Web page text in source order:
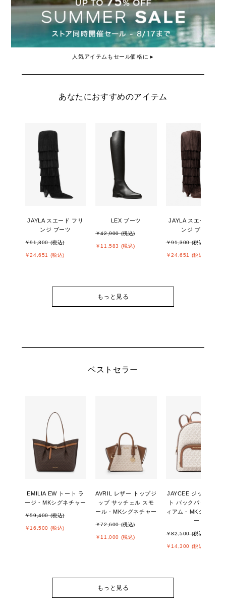
人気アイテムもセール価格に ▸
あなたにおすすめのアイテム
JAYLA スエード フリ
ンジ ブーツ
￥91,300 (税込)
￥24,651 (税込)
LEX ブーツ
￥42,900 (税込)
￥11,583 (税込)
JAYLA スエード フリ
ンジ ブーツ
￥91,300 (税込)
￥24,651 (税込)
もっと見る
ベストセラー
EMILIA EW トート ラ
ージ - MKシグネチャー
￥59,400 (税込)
￥16,500 (税込)
AVRIL レザー トップジ
ップ サッチェル スモ
ール - MKシグネチャー
￥72,600 (税込)
￥11,000 (税込)
JAYCEE ジップポケッ
ト バックパック ミデ
ィアム - MKシグネチ
ー
￥82,500 (税込)
￥14,300 (税込)
もっと見る